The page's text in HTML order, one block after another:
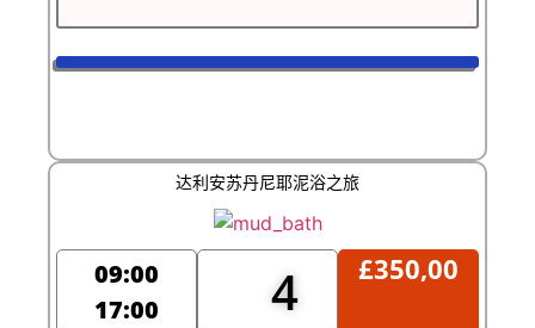
达利安苏丹尼耶泥浴之旅
09:00
17:00
4 £350,00